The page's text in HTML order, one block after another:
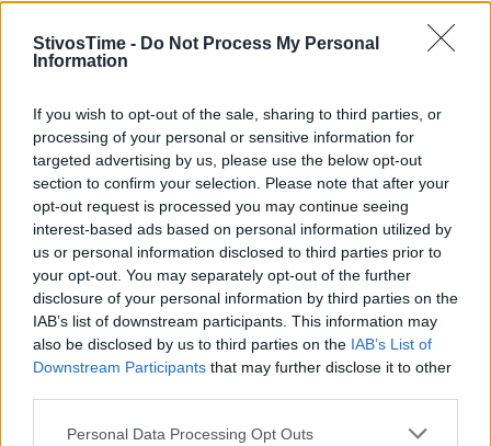
StivosTime - Do Not Process My Personal
Information
If you wish to opt-out of the sale, sharing to third parties, or
processing of your personal or sensitive information for
targeted advertising by us, please use the below opt-out
section to confirm your selection. Please note that after your
opt-out request is processed you may continue seeing
interest-based ads based on personal information utilized by
us or personal information disclosed to third parties prior to
your opt-out. You may separately opt-out of the further
disclosure of your personal information by third parties on the
IAB’s list of downstream participants. This information may
also be disclosed by us to third parties on the IAB’s List of
Downstream Participants that may further disclose it to other
Personal Data Processing Opt Outs
A+ A- A±
ομοσπονδίες στίβου ψάχνουν τρόπους για να
προσελκύσουν τον κόσμο. Γίνονται αγωνίσματα σε
Μήπως για παράδειγμα, θα μπορούσαν οι τελικοί
σφαιροβολίας Ανδρών- Γυναικών να διεξαχθούν σε
διαμορφωμένο χώρο στο Λευκό Πύργο; Ή σε κάποιο
άλλο αξιοθέατο της πόλης.